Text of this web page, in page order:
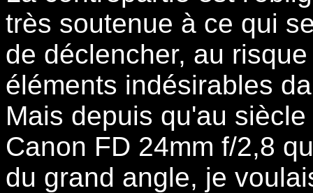
très soutenue à ce qui
de déclencher, au
éléments indésirables
Mais depuis qu'au
Canon FD 24mm f/2,8
du grand angle, je